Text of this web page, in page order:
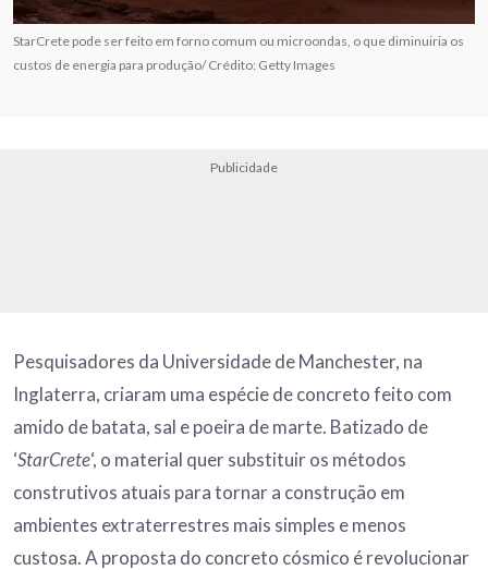
StarCrete pode ser feito em forno comum ou microondas, o que diminuiria os
custos de energia para produção/ Crédito: Getty Images
Publicidade
Pesquisadores da Universidade de Manchester, na
Inglaterra, criaram uma espécie de concreto feito com
amido de batata, sal e poeira de marte. Batizado de
‘StarCrete‘, o material quer substituir os métodos
construtivos atuais para tornar a construção em
ambientes extraterrestres mais simples e menos
custosa. A proposta do concreto cósmico é revolucionar